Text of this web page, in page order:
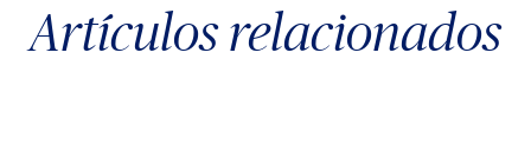
Artículos relacionados